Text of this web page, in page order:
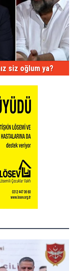
siz oğlum ya?